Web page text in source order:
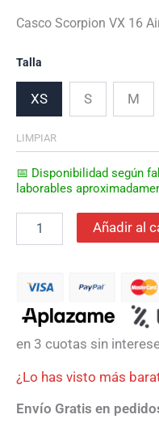
Casco Scorpion VX 16
Talla
XS S M
LIMPIAR
📅 Disponibilidad según
laborables
Añadir al
en 3 cuotas sin
¿Lo has visto más
Envío Gratis en